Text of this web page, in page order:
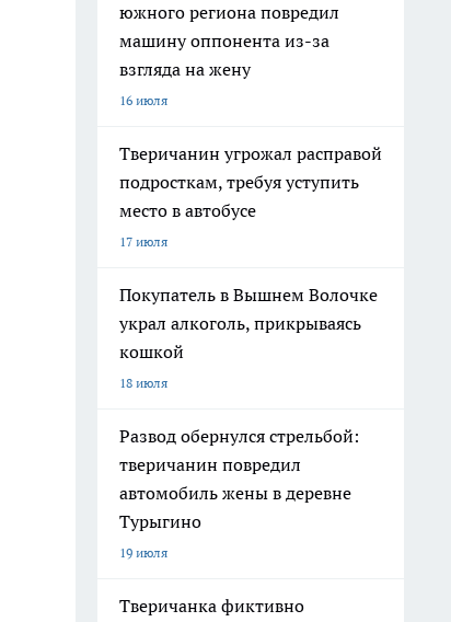
южного региона повредил
машину оппонента из-за
взгляда на жену
16 июля
Тверичанин угрожал расправой
подросткам, требуя уступить
место в автобусе
17 июля
Покупатель в Вышнем Волочке
украл алкоголь, прикрываясь
кошкой
18 июля
Развод обернулся стрельбой:
тверичанин повредил
автомобиль жены в деревне
Турыгино
19 июля
Тверичанка фиктивно